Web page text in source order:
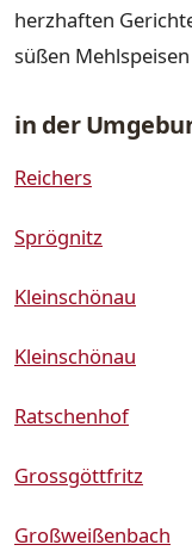
herzhaften
süßen
in der
Reichers
Sprögnitz
Kleinschönau
Kleinschönau
Ratschenhof
Grossgöttfritz
Großweißenbach